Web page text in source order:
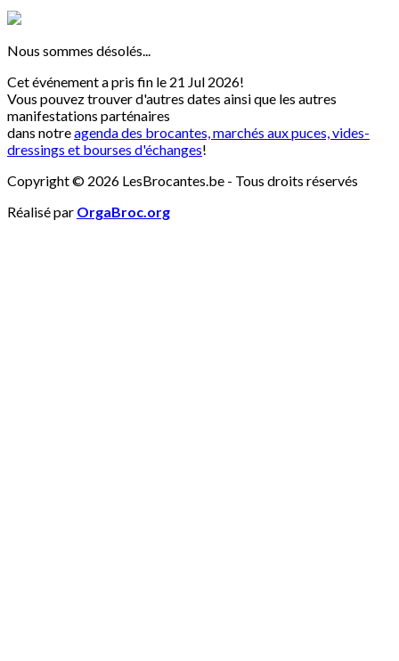
Nous sommes désolés...
Cet événement a pris fin le 21 Jul 2026!
Vous pouvez trouver d'autres dates ainsi que les autres
manifestations parténaires
dans notreagenda des brocantes, marchés aux puces, vides-
dressings et bourses d'échanges!
Copyright © 2026 LesBrocantes.be - Tous droits réservés
Réalisé par OrgaBroc.org